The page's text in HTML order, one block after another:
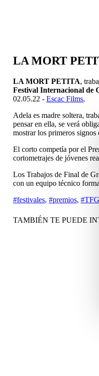
LA MORT
LA MORT PETITA,
Festival Internacional de
02.05.22 - Escac Films,
Adela es madre soltera,
pensar en ella, se verá
mostrar los primeros signos
El corto competía por el
cortometrajes de jóvenes
Los Trabajos de Final de
con un equipo técnico
#festivales, #premios, #TFG
TAMBIÉN TE PUEDE